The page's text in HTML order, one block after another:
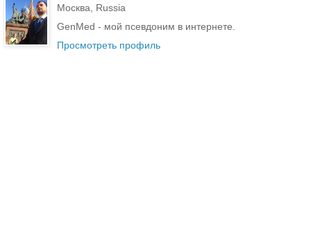
Москва, Russia
GenMed - мой псевдоним в интернете.
Просмотреть профиль